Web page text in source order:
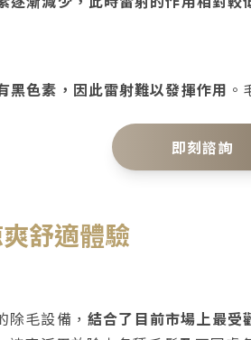
黑色素，因此雷射難以發揮作用
即刻諮詢
舒適體驗
毛設備， 結合了目前市場上最